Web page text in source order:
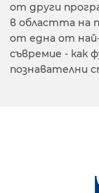
от други
в областта на
от една от
съвремие - как
познавателни